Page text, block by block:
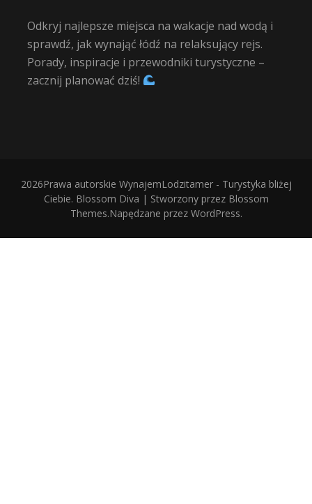
Odkryj najlepsze miejsca na wakacje nad wodą i
sprawdź, jak wynająć łódź na relaksujący rejs.
Porady, inspiracje i przewodniki turystyczne –
zacznij planować dziś!
2026Prawa autorskie WynajemLodzitamer - Turystyka bliżej
Ciebie. Blossom Diva | Stworzony przez Blossom
Themes.Napędzane przez WordPress.